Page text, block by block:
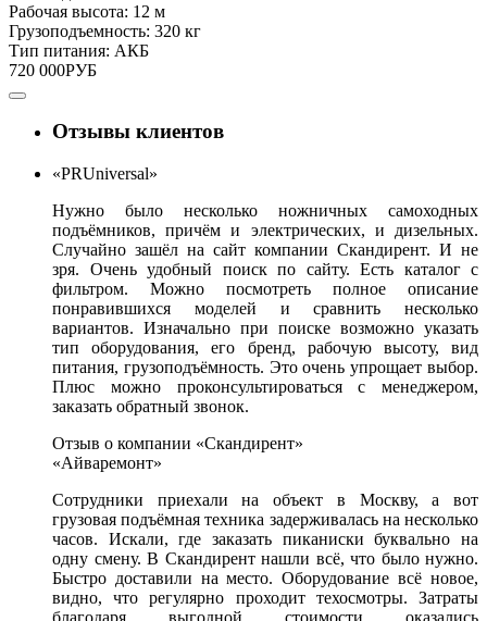
Рабочая высота: 12 м
Грузоподъемность: 320 кг
Тип питания: АКБ
720 000РУБ
Отзывы клиентов
«PRUniversal»
Нужно было несколько ножничных самоходных
подъёмников, причём и электрических, и дизельных.
Случайно зашёл на сайт компании Скандирент. И не
зря. Очень удобный поиск по сайту. Есть каталог с
фильтром. Можно посмотреть полное описание
понравившихся моделей и сравнить несколько
вариантов. Изначально при поиске возможно указать
тип оборудования, его бренд, рабочую высоту, вид
питания, грузоподъёмность. Это очень упрощает выбор.
Плюс можно проконсультироваться с менеджером,
заказать обратный звонок.
Отзыв о компании «Скандирент»
«Айваремонт»
Сотрудники приехали на объект в Москву, а вот
грузовая подъёмная техника задерживалась на несколько
часов. Искали, где заказать пиканиски буквально на
одну смену. В Скандирент нашли всё, что было нужно.
Быстро доставили на место. Оборудование всё новое,
видно, что регулярно проходит техосмотры. Затраты
благодаря выгодной стоимости оказались